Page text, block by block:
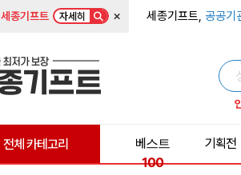
세종기프트 자세히 × 세종기프트, 공공기
전체 카테고리
베스트
100
기획전